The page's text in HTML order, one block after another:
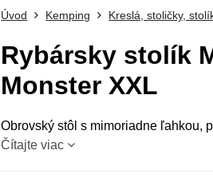
Úvod Kemping Kreslá, stoličky,
Rybársky stolík
Monster XXL
Obrovský stôl s mimoriadne ľahkou,
Čítajte viac